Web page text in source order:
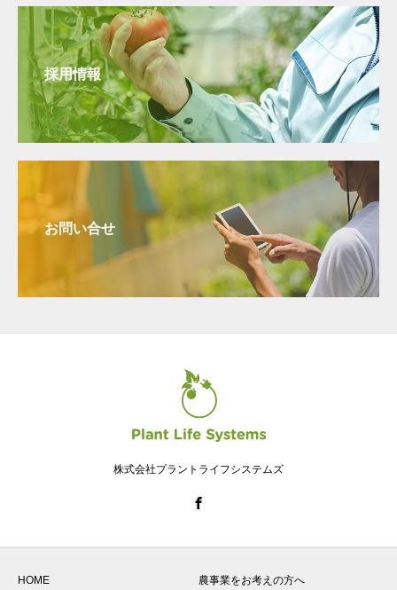
採用情報
お問い合せ
株式会社プラントライフシステムズ
HOME 農事業をお考えの方へ